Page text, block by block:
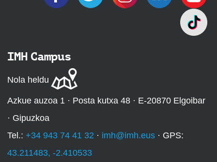
IMH Campus
Nola heldu
Azkue auzoa 1 · Posta kutxa 48 · E-20870 Elgoibar
· Gipuzkoa
Tel.: +34 943 74 41 32 · imh@imh.eus · GPS:
43.211483, -2.410533